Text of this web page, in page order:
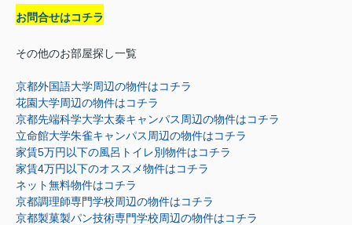
お問合せはコチラ
その他のお部屋探し一覧
京都外国語大学周辺の物件はコチラ
花園大学周辺の物件はコチラ
京都先端科学大学太秦キャンパス周辺の物件はコチラ
立命館大学朱雀キャンパス周辺の物件はコチラ
家賃5万円以下の風呂トイレ別物件はコチラ
家賃4万円以下のオススメ物件はコチラ
ネット無料物件はコチラ
京都調理師専門学校周辺の物件はコチラ
京都製菓製パン技術専門学校周辺の物件はコチラ